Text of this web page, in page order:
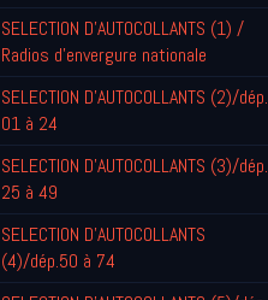
SELECTION D'AUTOCOLLANTS (1) /
Radios d'envergure nationale
SELECTION D'AUTOCOLLANTS (2)/dép.
01 à 24
SELECTION D'AUTOCOLLANTS (3)/dép.
25 à 49
SELECTION D'AUTOCOLLANTS
(4)/dép.50 à 74